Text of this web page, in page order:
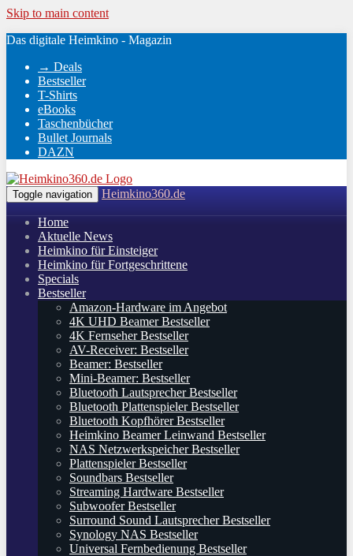
Skip to main content
Das digitale Heimkino - Magazin
→ Deals
Bestseller
T-Shirts
eBooks
Taschenbücher
Bullet Journals
DAZN
Toggle navigation Heimkino360.de
Home
Aktuelle News
Heimkino für Einsteiger
Heimkino für Fortgeschrittene
Specials
Bestseller
Amazon-Hardware im Angebot
4K UHD Beamer Bestseller
4K Fernseher Bestseller
AV-Receiver: Bestseller
Beamer: Bestseller
Mini-Beamer: Bestseller
Bluetooth Lautsprecher Bestseller
Bluetooth Plattenspieler Bestseller
Bluetooth Kopfhörer Bestseller
Heimkino Beamer Leinwand Bestseller
NAS Netzwerkspeicher Bestseller
Plattenspieler Bestseller
Soundbars Bestseller
Streaming Hardware Bestseller
Subwoofer Bestseller
Surround Sound Lautsprecher Bestseller
Synology NAS Bestseller
Universal Fernbedienung Bestseller